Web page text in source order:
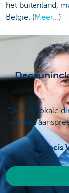
het buitenland,
België. (Meer...)
"Je kunt lokale
wel een
Francis